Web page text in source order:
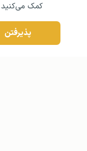
کمک می‌کنید
پذیرفتن